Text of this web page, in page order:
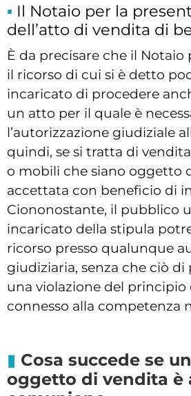
Il Notaio per la
dell’atto di vendita di
È da precisare che il
il ricorso di cui si è detto
incaricato di procedere
un atto per il quale è
l’autorizzazione giudiziale
quindi, se si tratta di
o mobili che siano oggetto
accettata con beneficio di
Ciononostante, il pubblico
incaricato della stipula
ricorso presso qualunque
giudiziaria, senza che ciò
una violazione del
connesso alla competenza
Cosa succede se
oggetto di vendita è